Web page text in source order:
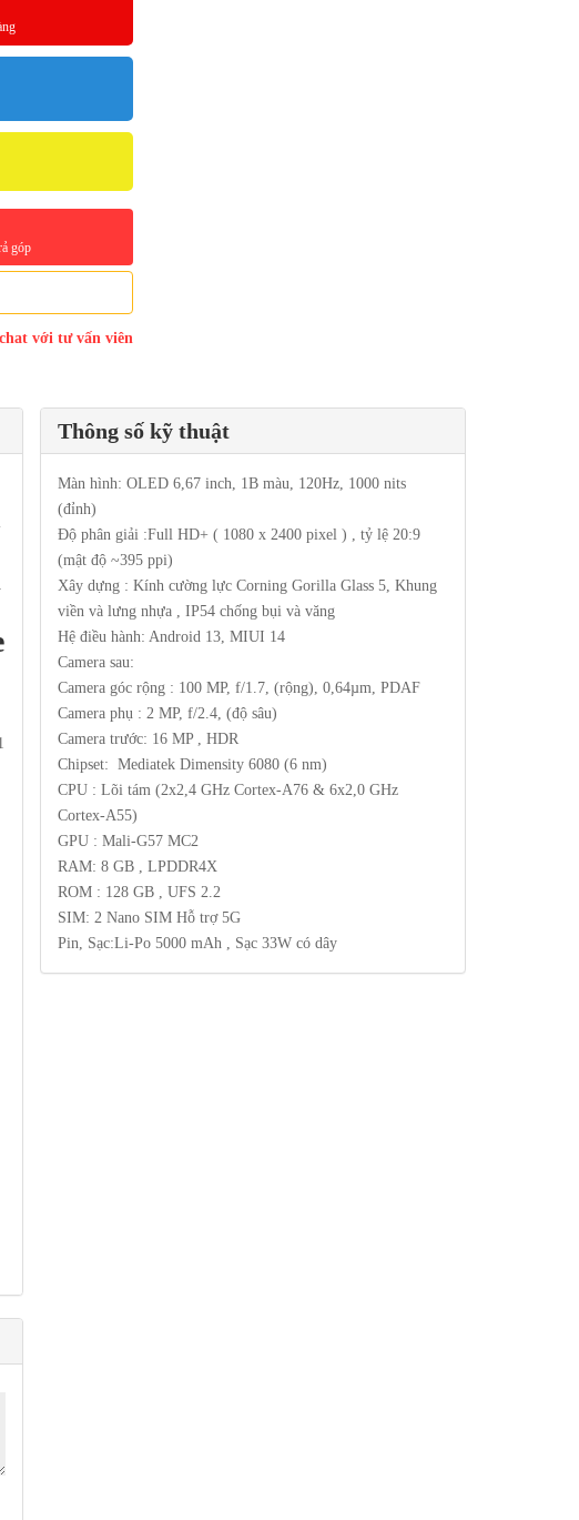
góp
chat với tư vấn viên
Thông số kỹ thuật
Màn hình: OLED 6,67 inch, 1B màu, 120Hz, 1000 nits
(đỉnh)
Độ phân giải :Full HD+ ( 1080 x 2400 pixel ) , tỷ lệ 20:9
(mật độ ~395 ppi)
Xây dựng : Kính cường lực Corning Gorilla Glass 5, Khung
viền và lưng nhựa , IP54 chống bụi và văng
Hệ điều hành: Android 13, MIUI 14
Camera sau:
Camera góc rộng : 100 MP, f/1.7, (rộng), 0,64µm, PDAF
Camera phụ : 2 MP, f/2.4, (độ sâu)
Camera trước: 16 MP , HDR
Chipset: Mediatek Dimensity 6080 (6 nm)
CPU : Lõi tám (2x2,4 GHz Cortex-A76 & 6x2,0 GHz
Cortex-A55)
GPU : Mali-G57 MC2
RAM: 8 GB , LPDDR4X
ROM : 128 GB , UFS 2.2
SIM: 2 Nano SIM Hỗ trợ 5G
Pin, Sạc:Li-Po 5000 mAh , Sạc 33W có dây